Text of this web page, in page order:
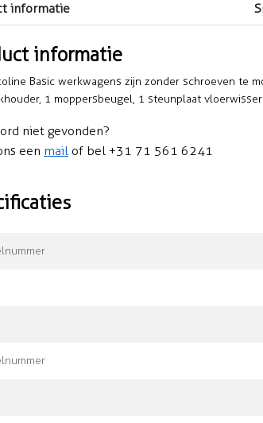
informatie
informatie
Basic werkwagens zijn zonder schroeven te
1 moppersbeugel, 1 steunplaat vloerwisser
niet gevonden?
een mail of bel +31 71 561 6241